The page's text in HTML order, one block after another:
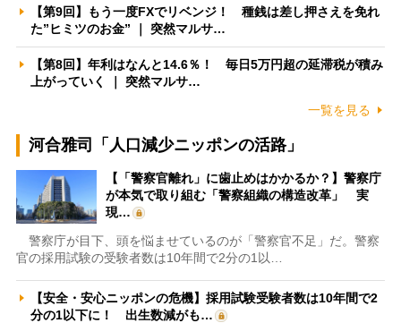
【第9回】もう一度FXでリベンジ！ 種銭は差し押さえを免れ
た”ヒミツのお金” ｜ 突然マルサ…
【第8回】年利はなんと14.6％！ 毎日5万円超の延滞税が積み
上がっていく ｜ 突然マルサ…
一覧を見る
河合雅司「人口減少ニッポンの活路」
【「警察官離れ」に歯止めはかかるか？】警察庁
が本気で取り組む「警察組織の構造改革」 実
現…
警察庁が目下、頭を悩ませているのが「警察官不足」だ。警察
官の採用試験の受験者数は10年間で2分の1以…
【安全・安心ニッポンの危機】採用試験受験者数は10年間で2
分の1以下に！ 出生数減がも…